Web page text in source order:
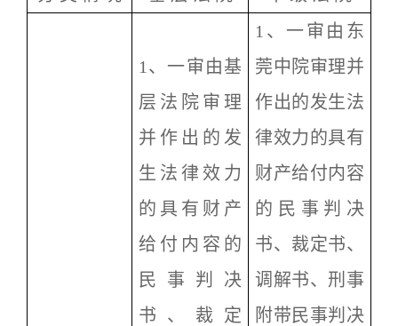
1 、一审由基
层法院审理
并作出的发
生法律效力
的具有财产
给付内容的
民事判决
书、裁定
1 、一审由东
莞中院审理并
作出的发生法
律效力的具有
财产给付内容
的民事判决
书、裁定书、
调解书、刑事
附带民事判决